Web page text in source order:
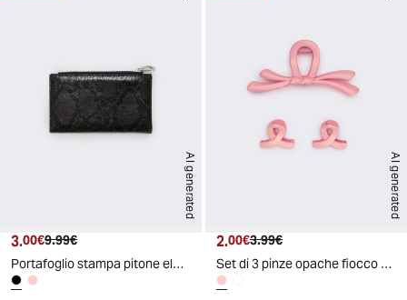
AI generated
Prezzo attuale
3.00€ Prezzo originale
9.99€
Portafoglio stampa pitone elegante - Nero
AI generated
Prezzo attuale
2.00€ Prezzo originale
3.99€
Set di 3 pinze opache fiocco - Rosa